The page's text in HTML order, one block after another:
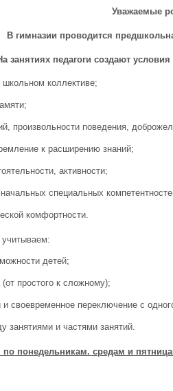
Уважаемые
В гимназии проводится
занятиях педагоги создают
школьном коллективе;
произвольности поведения,
к расширению знаний;
активности;
специальных
комфортности.
учитываем:
детей;
простого к сложному);
своевременное переключение с
занятиями и частями занятий.
понедельникам. средам и